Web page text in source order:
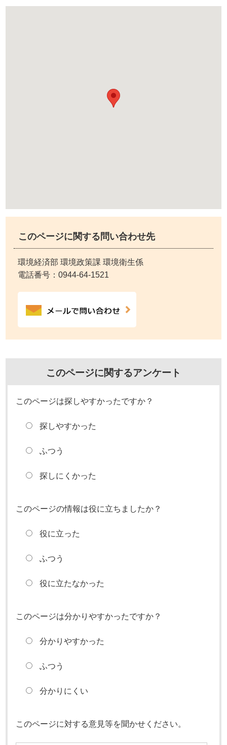
このページに関する問い合わせ先
環境経済部 環境政策課 環境衛生係
電話番号：0944-64-1521
このページに関するアンケート
このページは探しやすかったですか？
探しやすかった
ふつう
探しにくかった
このページの情報は役に立ちましたか？
役に立った
ふつう
役に立たなかった
このページは分かりやすかったですか？
分かりやすかった
ふつう
分かりにくい
このページに対する意見等を聞かせください。